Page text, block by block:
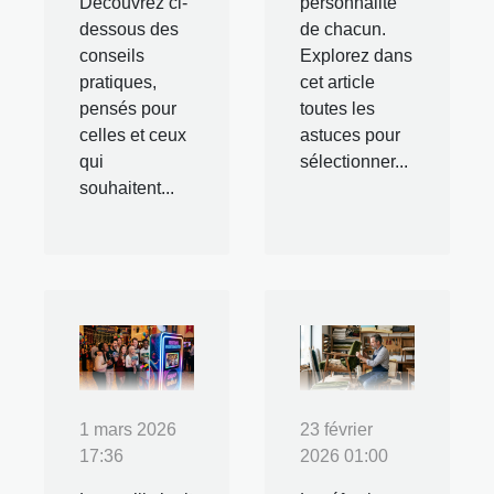
dessous des
conseils
pratiques,
pensés pour
celles et ceux
qui
souhaitent...
de chacun.
Explorez dans
cet article
toutes les
astuces pour
sélectionner...
1 mars 2026
17:36
23 février
2026 01:00